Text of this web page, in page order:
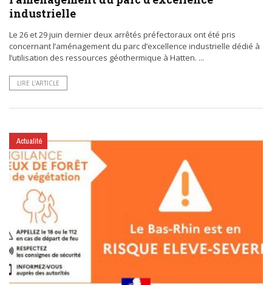
industrielle
Le 26 et 29 juin dernier deux arrêtés préfectoraux ont été pris
concernant l’aménagement du parc d’excellence industrielle dédié à
l’utilisation des ressources géothermique à Hatten. ...
LIRE L’ARTICLE
Actualité